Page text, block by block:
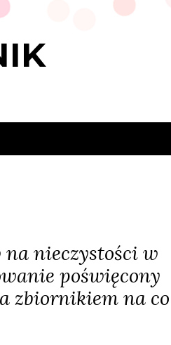
nieczystości w
poświęcony
zbiornikiem na co